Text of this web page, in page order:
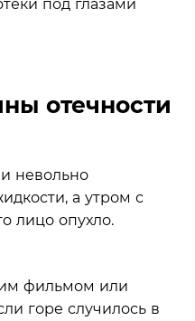
отечности
невольно
а утром с
лицо опухло.
фильмом или
горе случилось в